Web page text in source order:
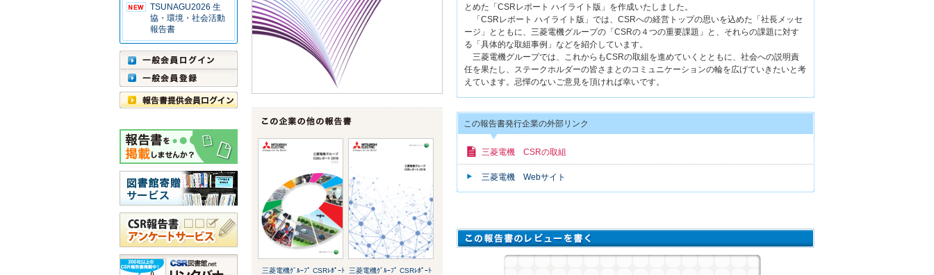
TSUNAGU2026 生
協・環境・社会活動
報告書
三菱電機ｸﾞﾙｰﾌﾟ CSRﾚﾎﾟｰﾄ
三菱電機ｸﾞﾙｰﾌﾟ CSRﾚﾎﾟｰﾄ
とめた「CSRレポート ハイライト版」を作成いたしました。
「CSRレポート ハイライト版」では、CSRへの経営トップの思いを込めた「社長メッセ
ージ」とともに、三菱電機グループの「CSRの４つの重要課題」と、それらの課題に対す
る「具体的な取組事例」などを紹介しています。
三菱電機グループでは、これからもCSRの取組を進めていくとともに、社会への説明責
任を果たし、ステークホルダーの皆さまとのコミュニケーションの輪を広げていきたいと考
えています。忌憚のないご意見を頂ければ幸いです。
この報告書発行企業の外部リンク
三菱電機 CSRの取組
三菱電機 Webサイト